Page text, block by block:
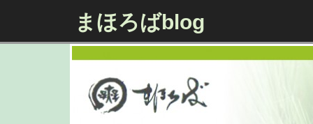
まほろばblog